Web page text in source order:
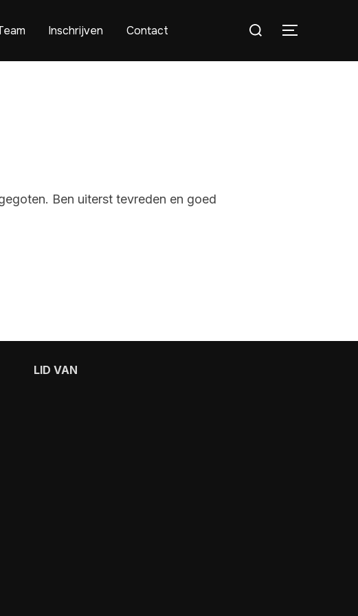
Inschrijven Contact
Ben uiterst tevreden en goed
LID VAN